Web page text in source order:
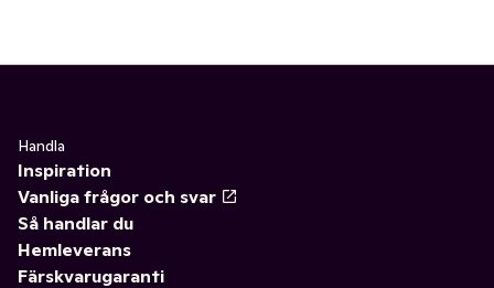
Handla
Inspiration
Vanliga frågor och svar
Så handlar du
Hemleverans
Färskvarugaranti